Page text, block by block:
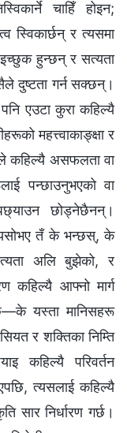
चाहिँ होइन;
स्विकार्छन् र त्यसमा
इच्छुक हुन्छन् र सत्यता
दुष्टता गर्न सक्छन्।
एउटा कुरा कहिल्यै
महत्त्वाकाङ्क्षा र
कहिल्यै असफलता वा
पन्छाउनुभएको वा
छोड्नेछैनन्।
तँ के भन्छस्, के
अलि बुझेको, र
कहिल्यै आफ्नो मार्ग
यस्ता मानिसहरू
र शक्तिका निम्ति
कहिल्यै परिवर्तन
त्यसलाई कहिल्यै
सार निर्धारण गर्छ।